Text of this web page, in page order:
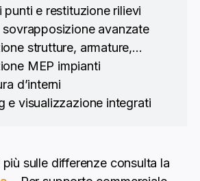
punti e restituzione rilievi
sovrapposizione avanzate
strutture, armature,…
MEP impianti
d’interni
e visualizzazione integrati
più sulle differenze consulta la